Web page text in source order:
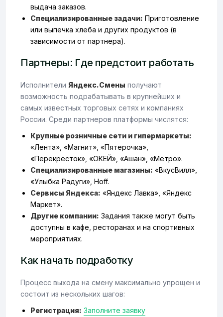
выдача заказов.
Специализированные задачи: Приготовление
или выпечка хлеба и других продуктов (в
зависимости от партнера).
Партнеры: Где предстоит работать
Исполнители Яндекс.Смены получают
возможность подрабатывать в крупнейших и
самых известных торговых сетях и компаниях
России. Среди партнеров платформы числятся:
Крупные розничные сети и гипермаркеты:
«Лента», «Магнит», «Пятерочка»,
«Перекресток», «ОКЕЙ», «Ашан», «Метро».
Специализированные магазины: «ВкусВилл»,
«Улыбка Радуги», Hoff.
Сервисы Яндекса: «Яндекс Лавка», «Яндекс
Маркет».
Другие компании: Задания также могут быть
доступны в кафе, ресторанах и на спортивных
мероприятиях.
Как начать подработку
Процесс выхода на смену максимально упрощен и
состоит из нескольких шагов:
Регистрация: Заполните заявку